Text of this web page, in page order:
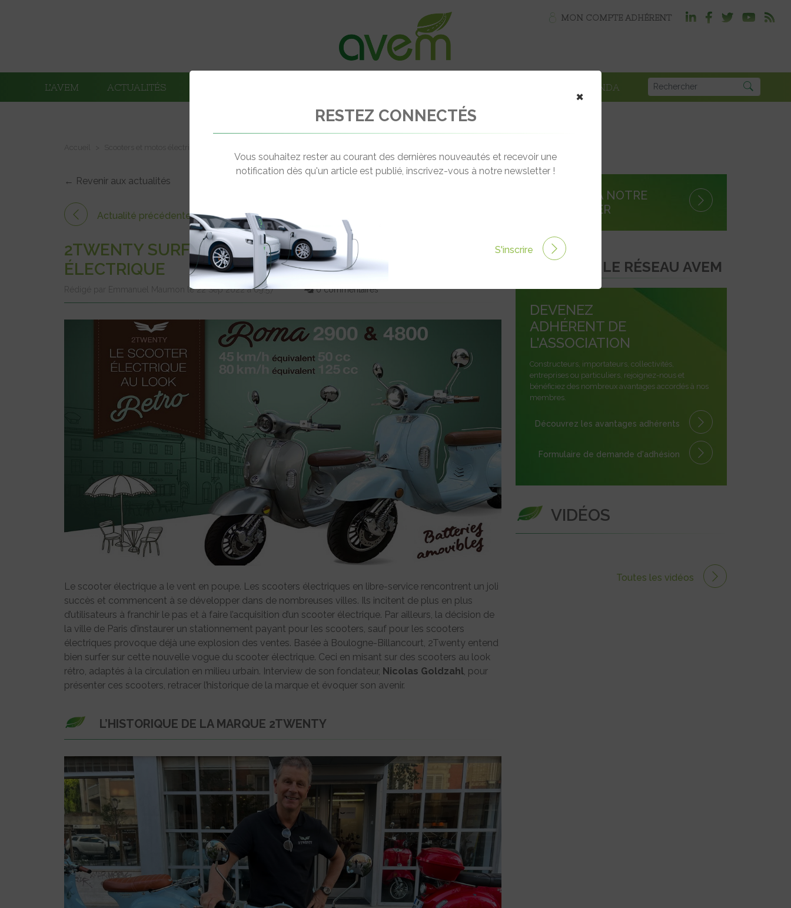
MON COMPTE ADHÉRENT
L’AVEM ACTUALITÉS AGENDA
← Revenir aux actualités
Actualité précédente
2TWENTY SURFE SUR LA VOGUE DU SCOOTER RÉTRO
ÉLECTRIQUE
Rédigé par Emmanuel Maumon le 22 Sep 2022 à 09:57 0 commentaires
Le scooter électrique a le vent en poupe. Les scooters électriques en libre-service rencontrent un joli
succès et commencent à se développer dans de nombreuses villes. Ils incitent de plus en plus
d’utilisateurs à franchir le pas et à faire l’acquisition d’un scooter électrique. Par ailleurs, la décision de
la ville de Paris d’instaurer un stationnement payant pour les scooters, sauf pour les scooters
électriques provoque déjà une explosion des ventes. Basée à Boulogne-Billancourt, 2Twenty entend
bien surfer sur cette nouvelle vogue du scooter électrique. Ceci en misant sur des scooters au look
rétro, adaptés à la circulation en milieu urbain. Interview de son fondateur, Nicolas Goldzahl, pour
présenter ces scooters, retracer l’historique de la marque et évoquer son avenir.
L’HISTORIQUE DE LA MARQUE 2TWENTY
S'INSCRIRE À NOTRE
NEWSLETTER
REJOINDRE LE RÉSEAU AVEM
DEVENEZ
ADHÉRENT DE
L'ASSOCIATION
Constructeurs, importateurs, collectivités,
entreprises ou particuliers, rejoignez-nous et
bénéficiez des nombreux avantages accordés à nos
membres.
Découvrez les avantages adhérents
Formulaire de demande d'adhésion
VIDÉOS
Toutes les vidéos
×
RESTEZ CONNECTÉS
Vous souhaitez rester au courant des dernières nouveautés et recevoir une
notification dès qu'un article est publié, inscrivez-vous à notre newsletter !
S'inscrire